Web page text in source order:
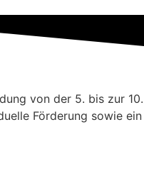
von der 5. bis zur 10.
Förderung sowie ein